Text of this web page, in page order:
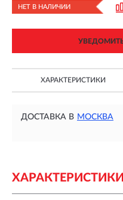
НЕТ В НАЛИЧИИ
ХАРАКТЕРИСТИКИ
ДОСТАВКА В МОСКВА
ХАРАКТЕРИСТИКИ